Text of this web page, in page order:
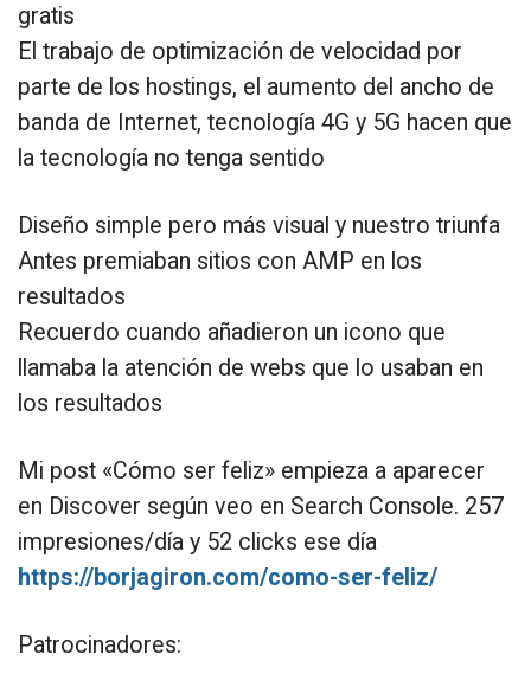
gratis
El trabajo de optimización de velocidad por
parte de los hostings, el aumento del ancho de
banda de Internet, tecnología 4G y 5G hacen que
la tecnología no tenga sentido
Diseño simple pero más visual y nuestro triunfa
Antes premiaban sitios con AMP en los
resultados
Recuerdo cuando añadieron un icono que
llamaba la atención de webs que lo usaban en
los resultados
Mi post «Cómo ser feliz» empieza a aparecer
en Discover según veo en Search Console. 257
impresiones/día y 52 clicks ese día
https://borjagiron.com/como-ser-feliz/
Patrocinadores: